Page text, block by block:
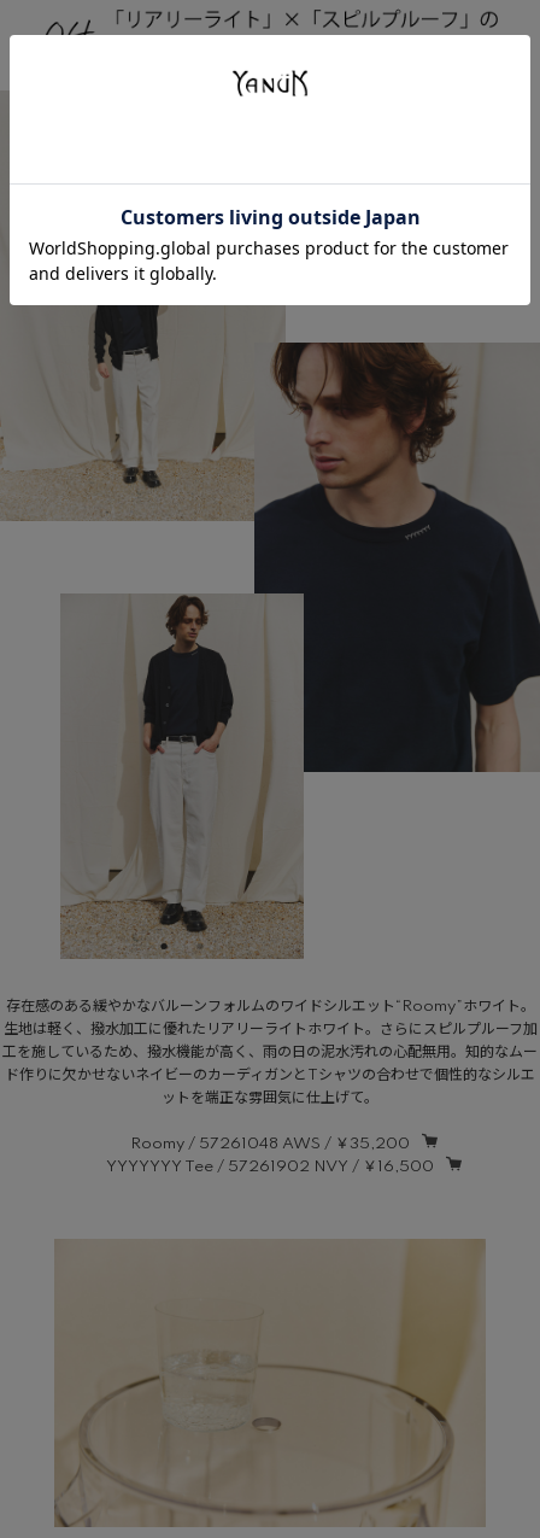
存在感のある緩やかなバルーンフォルムのワイドシルエット“Roomy”ホワイト。
生地は軽く、撥水加工に優れたリアリーライトホワイト。さらにスピルプルーフ加
工を施しているため、撥水機能が高く、雨の日の泥水汚れの心配無用。知的なムー
ド作りに欠かせないネイビーのカーディガンとTシャツの合わせで個性的なシルエ
ットを端正な雰囲気に仕上げて。
Roomy / 57261048 AWS / ￥35,200
YYYYYYY Tee / 57261902 NVY / ￥16,500